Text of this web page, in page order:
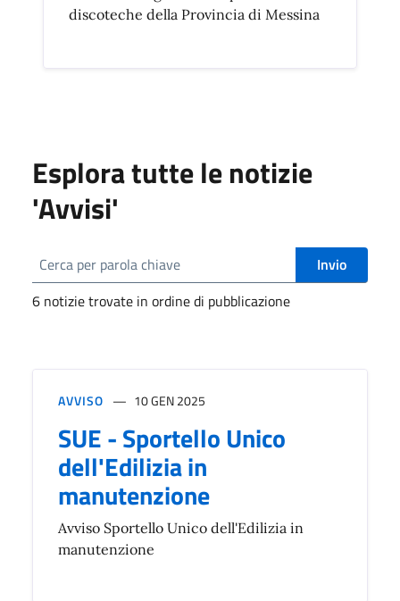
discoteche della Provincia di Messina
Esplora tutte le notizie
'Avvisi'
Invio
6 notizie trovate in ordine di pubblicazione
AVVISO 10 GEN 2025
SUE - Sportello Unico
dell'Edilizia in
manutenzione
Avviso Sportello Unico dell'Edilizia in
manutenzione